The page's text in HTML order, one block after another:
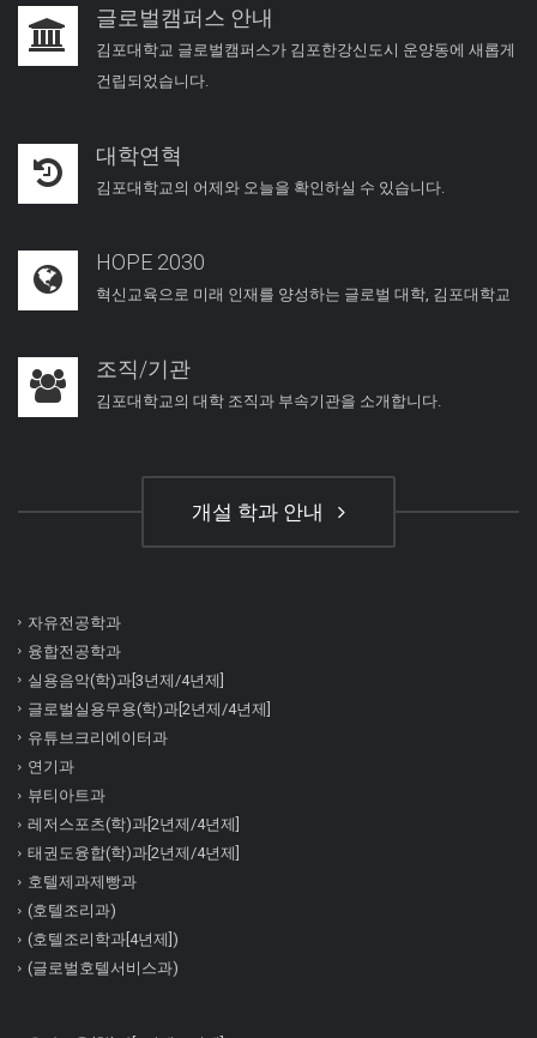
글로벌캠퍼스 안내
김포대학교 글로벌캠퍼스가 김포한강신도시 운양동에 새롭게
건립되었습니다.
대학연혁
김포대학교의 어제와 오늘을 확인하실 수 있습니다.
HOPE 2030
혁신교육으로 미래 인재를 양성하는 글로벌 대학, 김포대학교
조직/기관
김포대학교의 대학 조직과 부속기관을 소개합니다.
개설 학과 안내
자유전공학과
융합전공학과
실용음악(학)과[3년제/4년제]
글로벌실용무용(학)과[2년제/4년제]
유튜브크리에이터과
연기과
뷰티아트과
레저스포츠(학)과[2년제/4년제]
태권도융합(학)과[2년제/4년제]
호텔제과제빵과
(호텔조리과)
(호텔조리학과[4년제])
(글로벌호텔서비스과)